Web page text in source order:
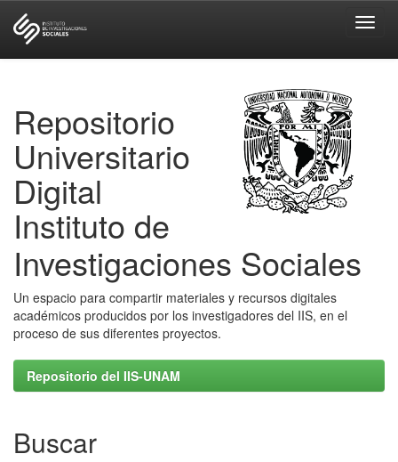
Repositorio
Universitario
Digital
Instituto de
Investigaciones Sociales
Un espacio para compartir materiales y recursos digitales
académicos producidos por los investigadores del IIS, en el
proceso de sus diferentes proyectos.
Repositorio del IIS-UNAM
Buscar